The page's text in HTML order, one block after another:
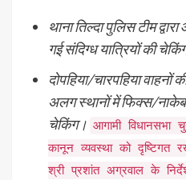
थाना तिल्दा पुलिस टीम
गई संदिग्ध यात्रियों की
दोपहिया/चारपहिया
अलग स्थानों में फिक्स/
चेकिंग। आगामी विधानसभा
कानून व्यवस्था को दृष्टिगत
श्री प्रशांत अग्रवाल के